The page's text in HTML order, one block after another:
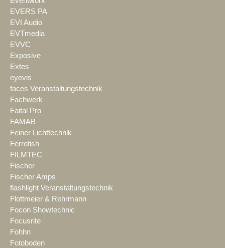
EVERS PA
EVI Audio
EVTmedia
EVVC
Exposive
Extes
eyevis
faces Veranstaltungstechnik
Fachwerk
Faital Pro
FAMAB
Feiner Lichttechnik
Ferrofish
FILMTEC
Fischer
Fischer Amps
flashlight Veranstaltungstechnik
Flottmeier & Rehrmann
Focon Showtechnic
Focusrite
Fohhn
Fotoboden